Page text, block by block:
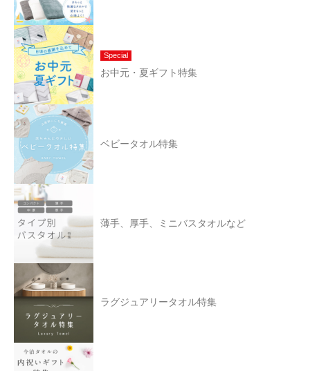
Special
お中元・夏ギフト特集
ベビータオル特集
薄手、厚手、ミニバスタオルなど
ラグジュアリータオル特集